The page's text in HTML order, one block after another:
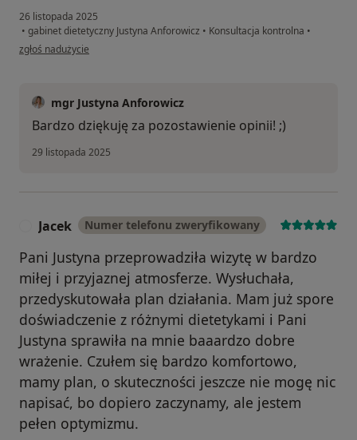
26 listopada 2025
• gabinet dietetyczny Justyna Anforowicz • Konsultacja kontrolna •
w opinii użytkownika Angela
zgłoś nadużycie
mgr Justyna Anforowicz
Bardzo dziękuję za pozostawienie opinii! ;)
29 listopada 2025
Jacek Numer telefonu zweryfikowany
Pani Justyna przeprowadziła wizytę w bardzo
miłej i przyjaznej atmosferze. Wysłuchała,
przedyskutowała plan działania. Mam już spore
doświadczenie z różnymi dietetykami i Pani
Justyna sprawiła na mnie baaardzo dobre
wrażenie. Czułem się bardzo komfortowo,
mamy plan, o skuteczności jeszcze nie mogę nic
napisać, bo dopiero zaczynamy, ale jestem
pełen optymizmu.